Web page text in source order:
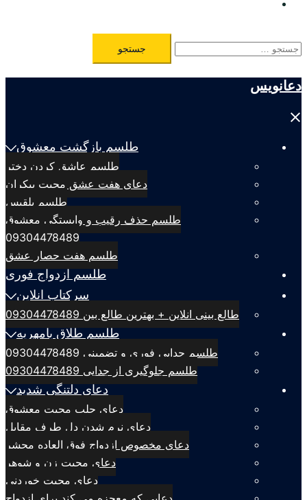
جستجو
برای:
دعانویس
Close
طلسم بازگشت معشوق
طلسم عاشق کردن دختر
دعای هفت عشق محبت بیکران
طلسم بلقيس
طلسم حذف رقیب و وابستگی معشوق
09304478489
طلسم هفت حصار عشق
طلسم ازدواج فوری
سرکتاب انلاین
طالع بینی انلاین + بهترین طالع بین 09304478489
طلسم طلاق بامهریه
طلسم جدایی فوری و تضمینی 09304478489
طلسم جلوگیری از جدایی 09304478489
دعای دلتنگی شدید
دعای جلب محبت معشوق
دعای نرم شدن دل طرف مقابل
دعای مخصوص ازدواج فوق العاده محشر
دعای محبت زن و شوهر
دعای محبت خوردنی